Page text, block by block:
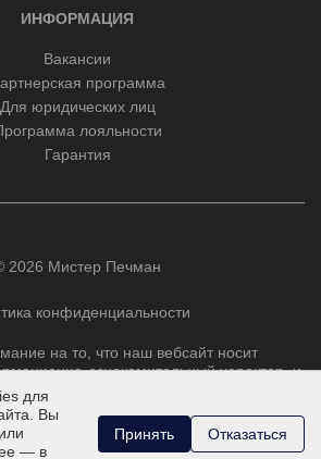
ИНФОРМАЦИЯ
Вакансии
программа
Для юридических лиц
лояльности
Гарантия
2026 Мистер Печман
конфиденциальности
на то, что наш вебсайт носит
ознакомительный характер, и
не является публичной офертой,
Статьи 437 Гражданского
для
Вы
— в
Принять Отказаться